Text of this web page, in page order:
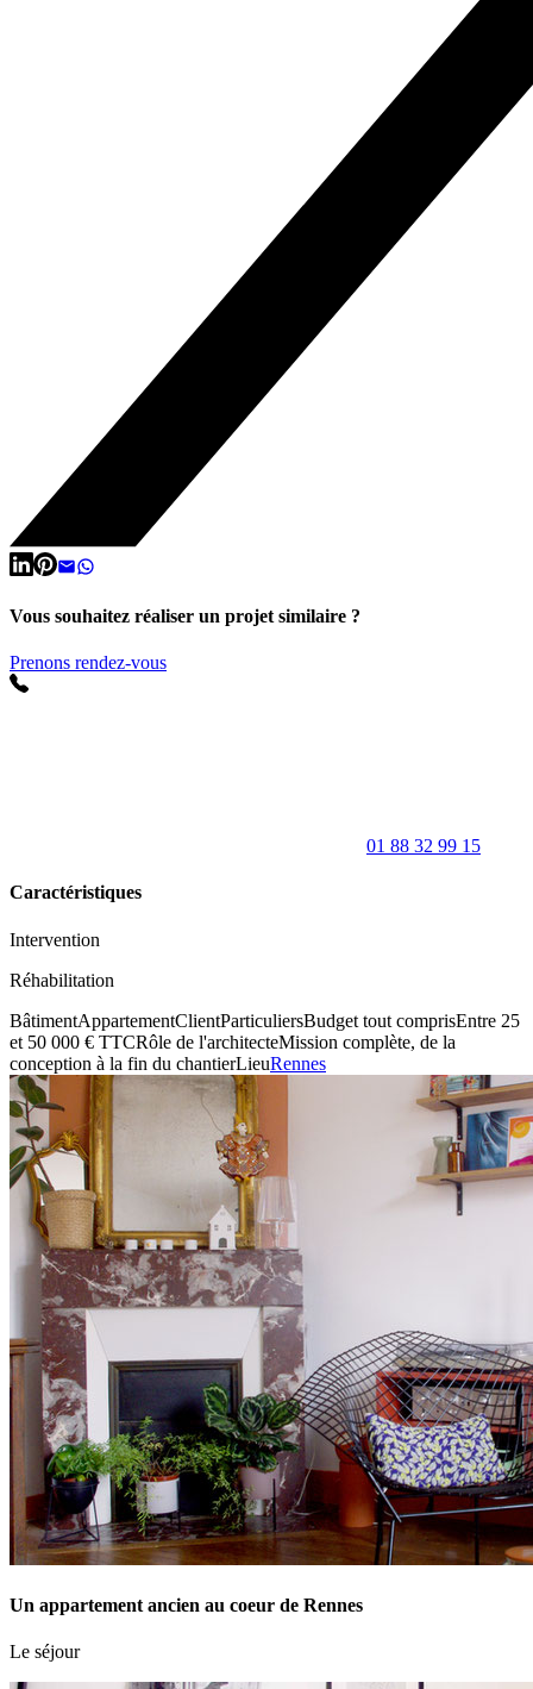
Vous souhaitez réaliser un projet similaire ?
Prenons rendez-vous
01 88 32 99 15
Caractéristiques
Intervention
Réhabilitation
BâtimentAppartementClientParticuliersBudget tout comprisEntre 25
et 50 000 € TTCRôle de l'architecteMission complète, de la
conception à la fin du chantierLieuRennes
Un appartement ancien au coeur de Rennes
Le séjour